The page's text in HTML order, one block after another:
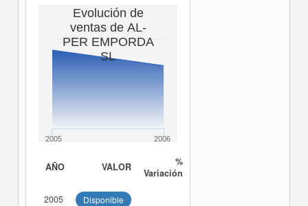
Evolución de
ventas de AL-
PER EMPORDA
SL
2005 2006
AÑO VALOR
%
Variación
2005 Disponible